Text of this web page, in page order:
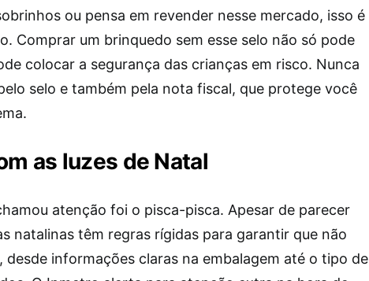
ou pensa em revender nesse mercado, isso é
Comprar um brinquedo sem esse selo não só pode
colocar a segurança das crianças em risco. Nunca
selo e também pela nota fiscal, que protege você
as luzes de Natal
atenção foi o pisca-pisca. Apesar de parecer
natalinas têm regras rígidas para garantir que não
desde informações claras na embalagem até o tipo de